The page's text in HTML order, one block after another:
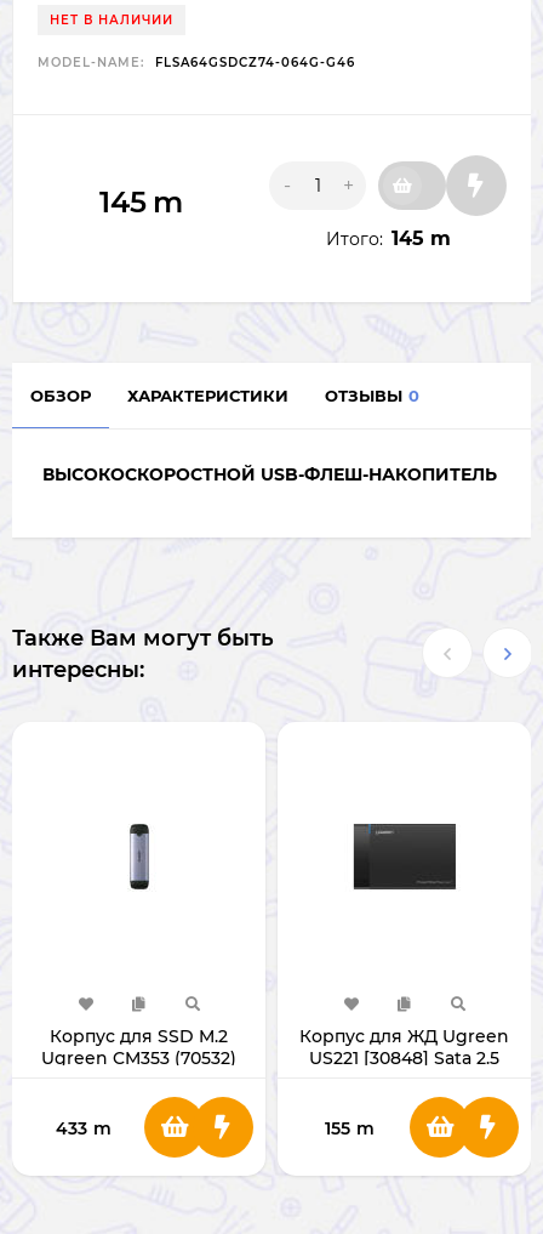
НЕТ В НАЛИЧИИ
MODEL-NAME: FLSA64GSDCZ74-064G-G46
145 m - +
Итого: 145 m
ОБЗОР ХАРАКТЕРИСТИКИ ОТЗЫВЫ 0
ВЫСОКОСКОРОСТНОЙ USB-ФЛЕШ-НАКОПИТЕЛЬ
Также Вам могут быть
интересны:
Корпус для SSD M.2
Ugreen CM353 (70532)
433 m
Корпус для ЖД Ugreen
US221 [30848] Sata 2.5
155 m